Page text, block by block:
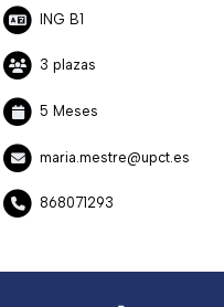
ING B1
3 plazas
5 Meses
maria.mestre@upct.es
868071293